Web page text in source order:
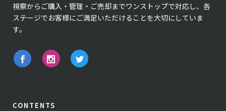
視察からご購入・管理・ご売却までワンストップで対応し、各
ステージでお客様にご満足いただけることを大切にしていま
す。
CONTENTS